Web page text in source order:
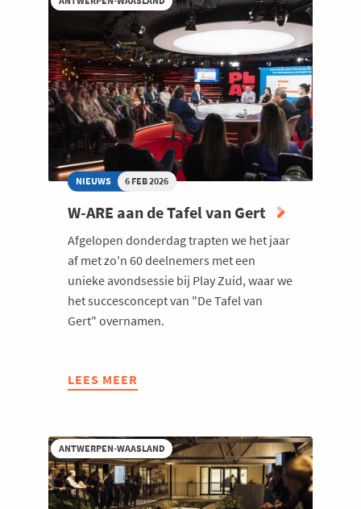
BEZOEK
DE
NIEUWE
GEVANGENIS
VAN
ANTWERPEN
NIEUWS 6 FEB 2026
W-ARE aan de Tafel van Gert
Afgelopen donderdag trapten we het jaar
af met zo'n 60 deelnemers met een
unieke avondsessie bij Play Zuid, waar we
het succesconcept van "De Tafel van
Gert" overnamen.
LEES MEER
ABOUT
AAN
DE
TAFEL
VAN
ANTWERPEN-WAASLAND